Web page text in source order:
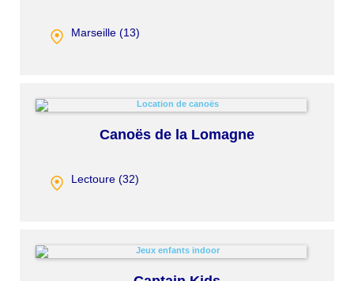
Marseille (13)
Canoës de la Lomagne
Lectoure (32)